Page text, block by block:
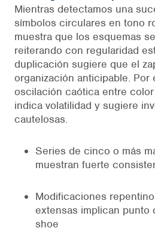
Mientras detectamos una
símbolos circulares en tono
muestra que los esquemas
reiterando con regularidad
duplicación sugiere que el
organización anticipable. Por
oscilación caótica entre
indica volatilidad y sugiere
cautelosas.
Series de cinco o más
muestran fuerte
Modificaciones
extensas implican punto
shoe